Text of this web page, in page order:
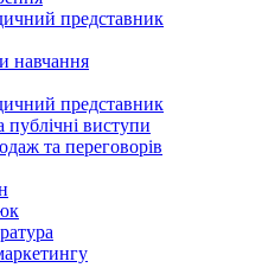
представник
навчання
представник
публічні виступи
та переговорів